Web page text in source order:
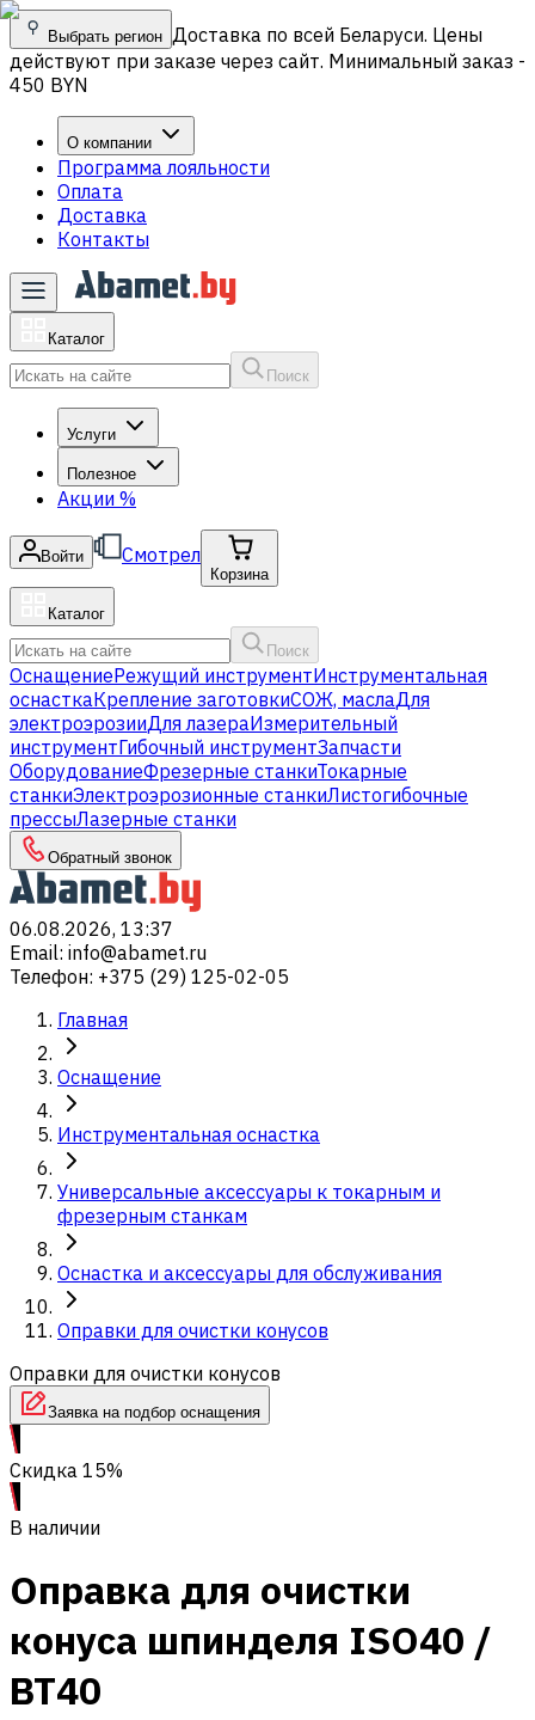
Выбрать регион Доставка по всей Беларуси. Цены
действуют при заказе через сайт. Минимальный заказ -
450 BYN
О компании
Программа лояльности
Оплата
Доставка
Контакты
Каталог
Поиск
Услуги
Полезное
Акции %
Войти Смотрел
Корзина
Каталог
Поиск
ОснащениеРежущий инструментИнструментальная
оснасткаКрепление заготовкиСОЖ, маслаДля
электроэрозииДля лазераИзмерительный
инструментГибочный инструментЗапчасти
ОборудованиеФрезерные станкиТокарные
станкиЭлектроэрозионные станкиЛистогибочные
прессыЛазерные станки
Обратный звонок
06.08.2026, 13:37
Email: info@abamet.ru
Телефон: +375 (29) 125-02-05
Главная
Оснащение
Инструментальная оснастка
Универсальные аксессуары к токарным и
фрезерным станкам
Оснастка и аксессуары для обслуживания
Оправки для очистки конусов
Оправки для очистки конусов
Заявка на подбор оснащения
Скидка 15%
В наличии
Оправка для очистки
конуса шпинделя ISO40 /
BT40